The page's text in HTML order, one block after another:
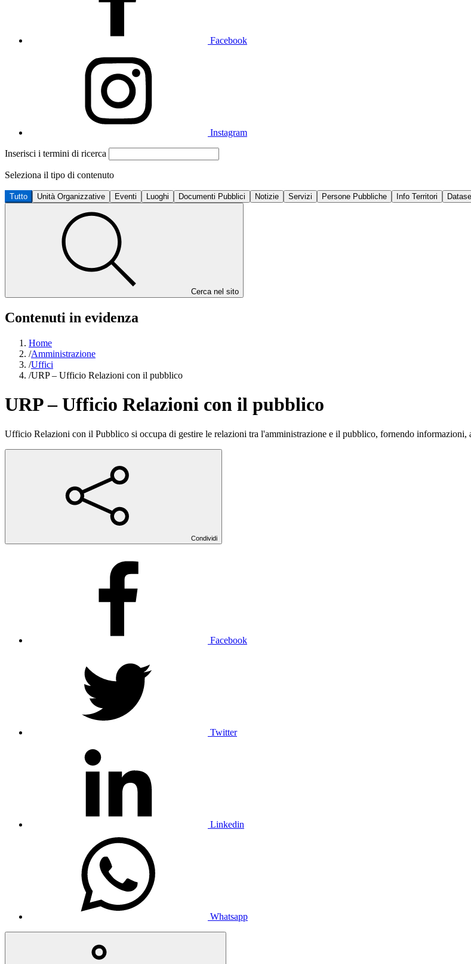
Facebook
Instagram
Inserisci i termini di ricerca
Seleziona il tipo di contenuto
Tutto Unità Organizzative Eventi Luoghi Documenti Pubblici Notizie Servizi Persone Pubbliche Info Territori
Cerca nel sito
Contenuti in evidenza
Home
/Amministrazione
/Uffici
/URP – Ufficio Relazioni con il pubblico
URP – Ufficio Relazioni con il pubblico
Ufficio Relazioni con il Pubblico si occupa di gestire le relazioni tra l'amministrazione e il pubblico, fornendo informazioni,
Condividi
Facebook
Twitter
Linkedin
Whatsapp